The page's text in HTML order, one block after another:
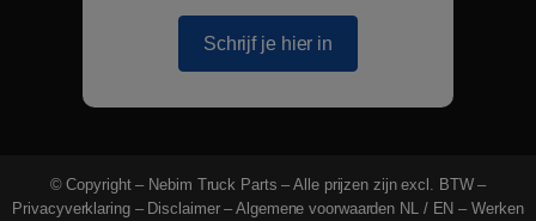
Schrijf je hier in
© Copyright – Nebim Truck Parts – Alle prijzen zijn excl. BTW –
Privacyverklaring– Disclaimer–Algemene voorwaarden NL / EN –Werken